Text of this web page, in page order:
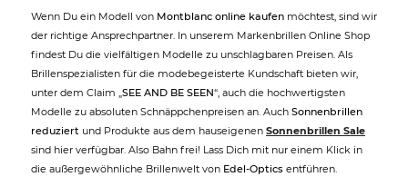
Wenn Du ein Modell von Montblanc online kaufen möchtest, sind wir
der richtige Ansprechpartner. In unserem Markenbrillen Online Shop
findest Du die vielfältigen Modelle zu unschlagbaren Preisen. Als
Brillenspezialisten für die modebegeisterte Kundschaft bieten wir,
unter dem Claim „SEE AND BE SEEN“, auch die hochwertigsten
Modelle zu absoluten Schnäppchenpreisen an. Auch Sonnenbrillen
reduziert und Produkte aus dem hauseigenen Sonnenbrillen Sale
sind hier verfügbar. Also Bahn frei! Lass Dich mit nur einem Klick in
die außergewöhnliche Brillenwelt von Edel-Optics entführen.